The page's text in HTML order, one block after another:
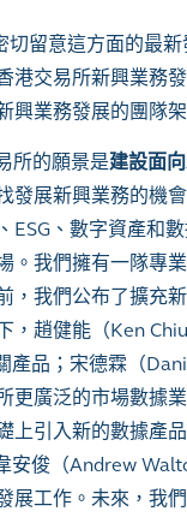
切留意這方面的最新
港交易所新興業務
興業務發展的團隊
所的願景是建設面
發展新興業務的機
ESG 、數字資產和
。我們擁有一隊專
，我們公布了擴充
，趙健能（Ken Chiu
產品；宋德霖（
更廣泛的市場數據
上引入新的數據產
安俊（Andrew
展工作。未來，我